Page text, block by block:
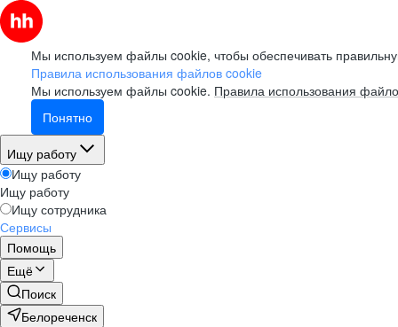
Мы используем файлы cookie, чтобы обеспечивать
Правила использования файлов cookie
Мы используем файлы cookie. Правила использования
Понятно
Ищу работу
Ищу работу
Ищу работу
Ищу сотрудника
Сервисы
Помощь
Ещё
Поиск
Белореченск